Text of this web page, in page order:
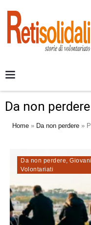
Da non perdere
Home » Da non perdere »
Da non perdere, Giovani
Volontariati